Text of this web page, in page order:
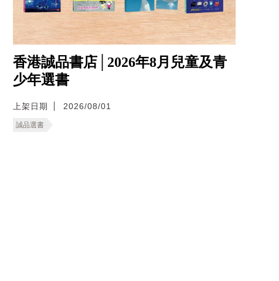
香港誠品書店│2026年8月兒童及青
少年選書
上架日期 2026/08/01
誠品選書